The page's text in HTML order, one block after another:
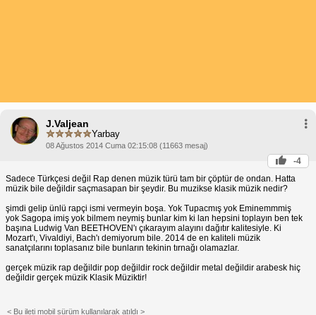
J.Valjean
Yarbay
08 Ağustos 2014 Cuma 02:15:08 (11663 mesaj)
-4
Sadece Türkçesi değil Rap denen müzik türü tam bir çöptür de ondan. Hatta
müzik bile değildir saçmasapan bir şeydir. Bu muzikse klasik müzik nedir?
şimdi gelip ünlü rapçi ismi vermeyin boşa. Yok Tupacmış yok Eminemmmiş
yok Sagopa imiş yok bilmem neymiş bunlar kim ki lan hepsini toplayın ben tek
başına Ludwig Van BEETHOVEN'ı çıkarayım alayını dağıtır kalitesiyle. Ki
Mozart'ı, Vivaldiyi, Bach'ı demiyorum bile. 2014 de en kaliteli müzik
sanatçılarını toplasanız bile bunların tekinin tırnağı olamazlar.
gerçek müzik rap değildir pop değildir rock değildir metal değildir arabesk hiç
değildir gerçek müzik Klasik Müziktir!
< Bu ileti mobil sürüm kullanılarak atıldı >